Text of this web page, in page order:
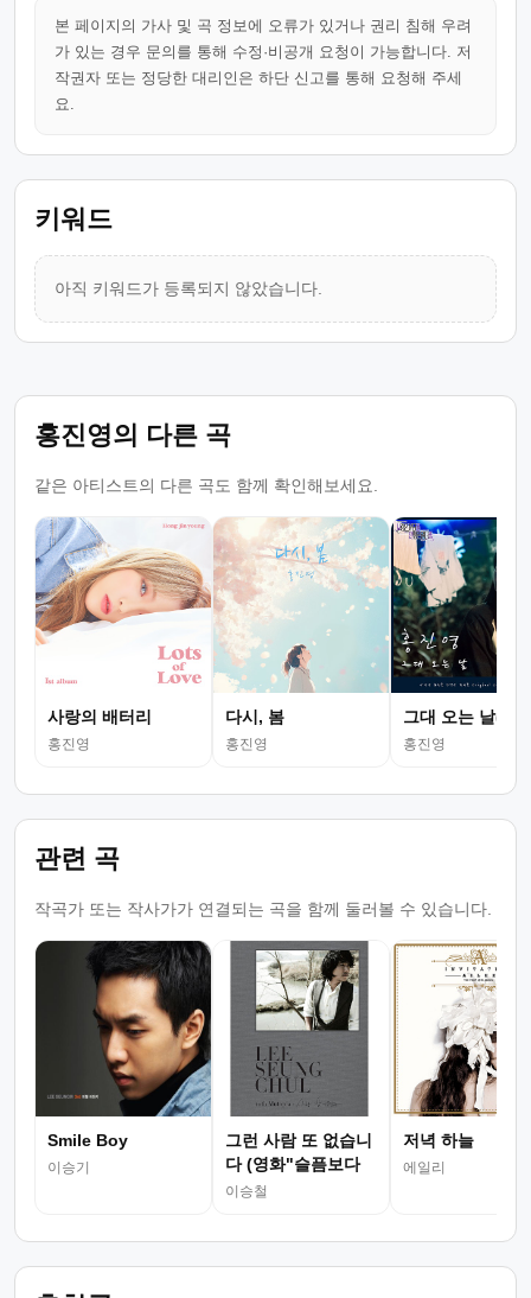
본 페이지의 가사 및 곡 정보에 오류가 있거나 권리 침해 우려
가 있는 경우 문의를 통해 수정·비공개 요청이 가능합니다. 저
작권자 또는 정당한 대리인은 하단 신고를 통해 요청해 주세
요.
키워드
아직 키워드가 등록되지 않았습니다.
홍진영의 다른 곡
같은 아티스트의 다른 곡도 함께 확인해보세요.
사랑의 배터리
홍진영
다시, 봄
홍진영
그대 오는 날(드
홍진영
관련 곡
작곡가 또는 작사가가 연결되는 곡을 함께 둘러볼 수 있습니다.
Smile Boy
이승기
그런 사람 또 없습니
다 (영화"슬픔보다
더..")
이승철
저녁 하늘
에일리